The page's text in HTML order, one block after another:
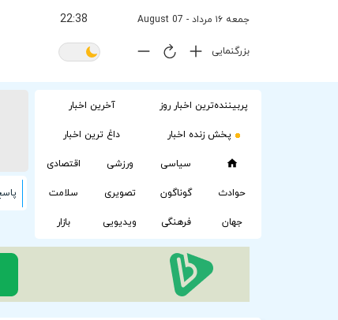
جمعه ۱۶ مرداد - 07 August 22:38
بزرگنمایی
پربیننده‌ترین اخبار روز آخرین اخبار
پخش زنده اخبار داغ ترین اخبار
سیاسی ورزشی اقتصادی
حوادث گوناگون تصویری سلامت
جهان فرهنگی ویدیویی بازار